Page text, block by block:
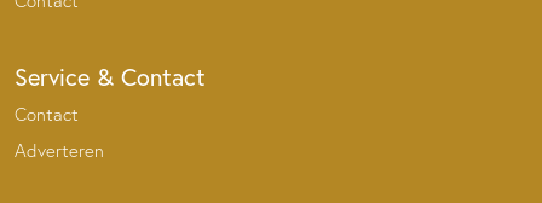
Service & Contact
Contact
Adverteren